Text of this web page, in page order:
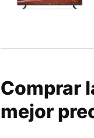
Comprar
mejor